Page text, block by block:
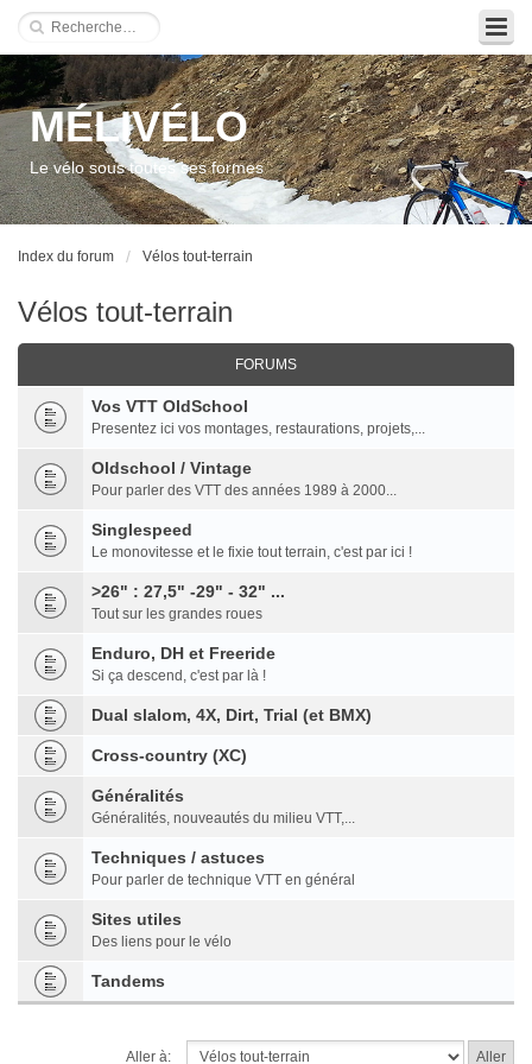
MÉLIVÉLO
Le vélo sous toutes ses formes
Index du forum Vélos tout-terrain
Vélos tout-terrain
FORUMS
Vos VTT OldSchool
Presentez ici vos montages, restaurations, projets,...
Oldschool / Vintage
Pour parler des VTT des années 1989 à 2000...
Singlespeed
Le monovitesse et le fixie tout terrain, c'est par ici !
>26" : 27,5" -29" - 32" ...
Tout sur les grandes roues
Enduro, DH et Freeride
Si ça descend, c'est par là !
Dual slalom, 4X, Dirt, Trial (et BMX)
Cross-country (XC)
Généralités
Généralités, nouveautés du milieu VTT,...
Techniques / astuces
Pour parler de technique VTT en général
Sites utiles
Des liens pour le vélo
Tandems
Aller à: